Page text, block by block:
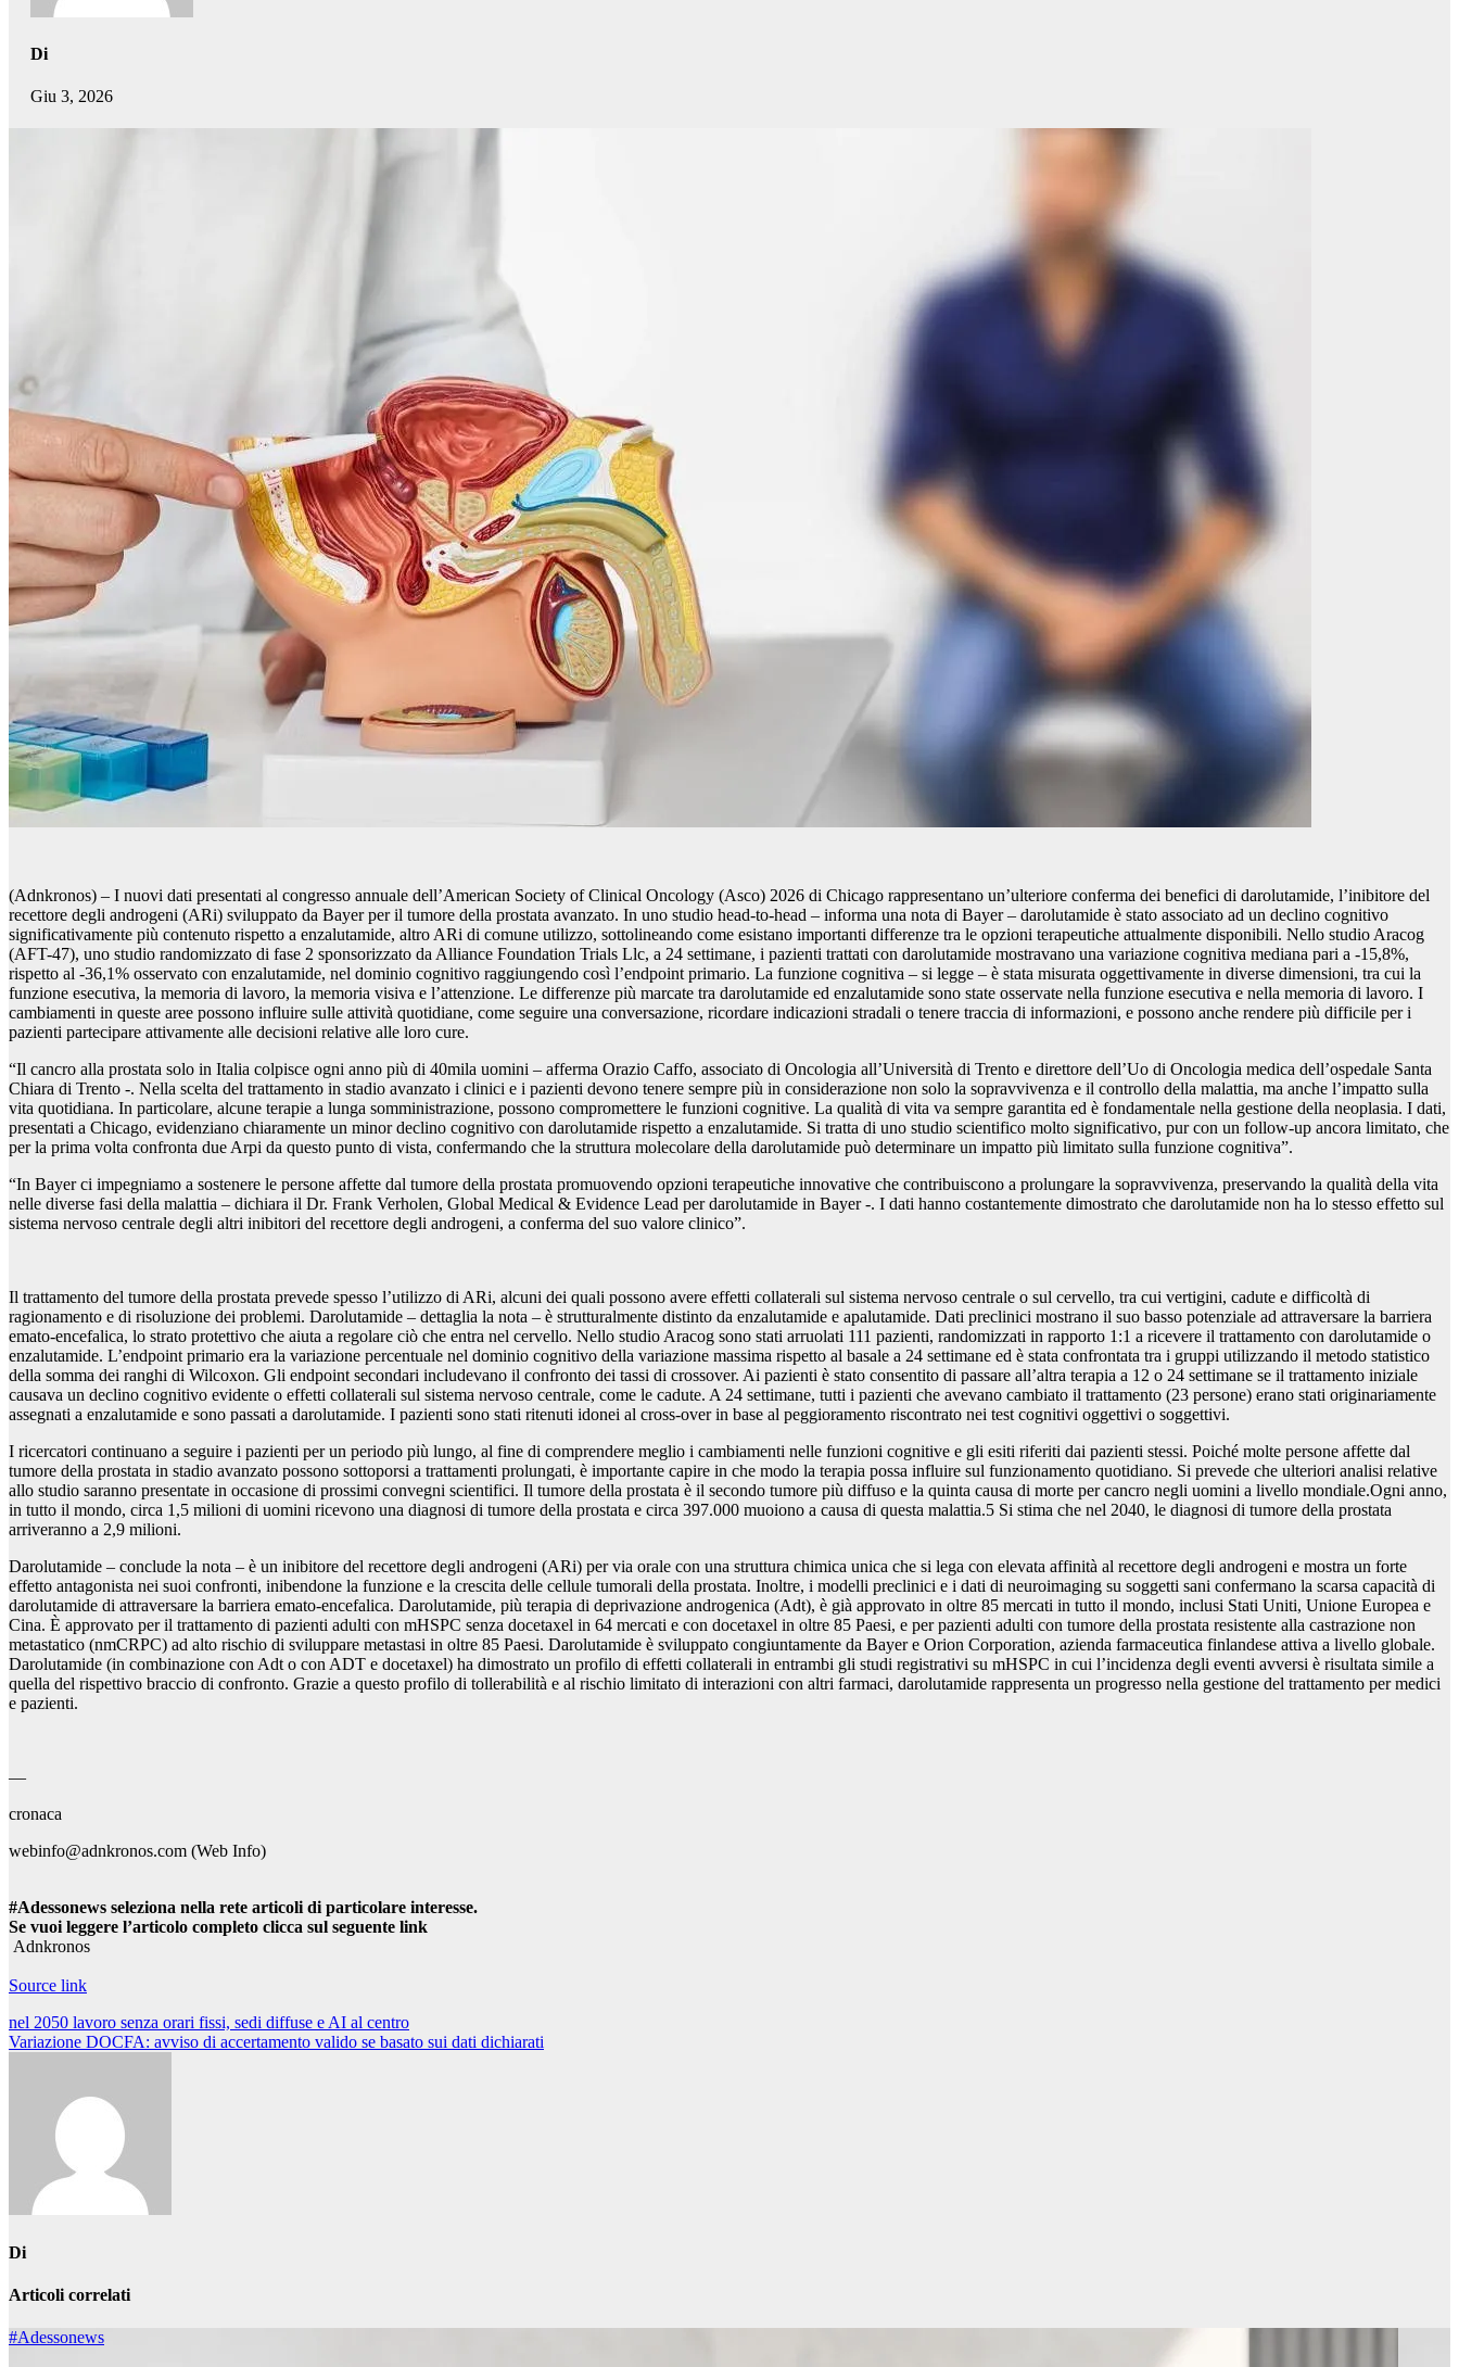
Di
Giu 3, 2026
(Adnkronos) – I nuovi dati presentati al congresso annuale dell’American Society of Clinical Oncology (Asco) 2026 di Chicago rappresentano un’ulteriore conferma dei benefici di darolutamide, l’inibitore del
recettore degli androgeni (ARi) sviluppato da Bayer per il tumore della prostata avanzato. In uno studio head-to-head – informa una nota di Bayer – darolutamide è stato associato ad un declino cognitivo
significativamente più contenuto rispetto a enzalutamide, altro ARi di comune utilizzo, sottolineando come esistano importanti differenze tra le opzioni terapeutiche attualmente disponibili. Nello studio Aracog
(AFT-47), uno studio randomizzato di fase 2 sponsorizzato da Alliance Foundation Trials Llc, a 24 settimane, i pazienti trattati con darolutamide mostravano una variazione cognitiva mediana pari a -15,8%,
rispetto al -36,1% osservato con enzalutamide, nel dominio cognitivo raggiungendo così l’endpoint primario. La funzione cognitiva – si legge – è stata misurata oggettivamente in diverse dimensioni, tra cui la
funzione esecutiva, la memoria di lavoro, la memoria visiva e l’attenzione. Le differenze più marcate tra darolutamide ed enzalutamide sono state osservate nella funzione esecutiva e nella memoria di lavoro. I
cambiamenti in queste aree possono influire sulle attività quotidiane, come seguire una conversazione, ricordare indicazioni stradali o tenere traccia di informazioni, e possono anche rendere più difficile per i
pazienti partecipare attivamente alle decisioni relative alle loro cure.
“Il cancro alla prostata solo in Italia colpisce ogni anno più di 40mila uomini – afferma Orazio Caffo, associato di Oncologia all’Università di Trento e direttore dell’Uo di Oncologia medica dell’ospedale Santa
Chiara di Trento -. Nella scelta del trattamento in stadio avanzato i clinici e i pazienti devono tenere sempre più in considerazione non solo la sopravvivenza e il controllo della malattia, ma anche l’impatto sulla
vita quotidiana. In particolare, alcune terapie a lunga somministrazione, possono compromettere le funzioni cognitive. La qualità di vita va sempre garantita ed è fondamentale nella gestione della neoplasia. I dati,
presentati a Chicago, evidenziano chiaramente un minor declino cognitivo con darolutamide rispetto a enzalutamide. Si tratta di uno studio scientifico molto significativo, pur con un follow-up ancora limitato, che
per la prima volta confronta due Arpi da questo punto di vista, confermando che la struttura molecolare della darolutamide può determinare un impatto più limitato sulla funzione cognitiva”.
“In Bayer ci impegniamo a sostenere le persone affette dal tumore della prostata promuovendo opzioni terapeutiche innovative che contribuiscono a prolungare la sopravvivenza, preservando la qualità della vita
nelle diverse fasi della malattia – dichiara il Dr. Frank Verholen, Global Medical & Evidence Lead per darolutamide in Bayer -. I dati hanno costantemente dimostrato che darolutamide non ha lo stesso effetto sul
sistema nervoso centrale degli altri inibitori del recettore degli androgeni, a conferma del suo valore clinico”.
Il trattamento del tumore della prostata prevede spesso l’utilizzo di ARi, alcuni dei quali possono avere effetti collaterali sul sistema nervoso centrale o sul cervello, tra cui vertigini, cadute e difficoltà di
ragionamento e di risoluzione dei problemi. Darolutamide – dettaglia la nota – è strutturalmente distinto da enzalutamide e apalutamide. Dati preclinici mostrano il suo basso potenziale ad attraversare la barriera
emato-encefalica, lo strato protettivo che aiuta a regolare ciò che entra nel cervello. Nello studio Aracog sono stati arruolati 111 pazienti, randomizzati in rapporto 1:1 a ricevere il trattamento con darolutamide o
enzalutamide. L’endpoint primario era la variazione percentuale nel dominio cognitivo della variazione massima rispetto al basale a 24 settimane ed è stata confrontata tra i gruppi utilizzando il metodo statistico
della somma dei ranghi di Wilcoxon. Gli endpoint secondari includevano il confronto dei tassi di crossover. Ai pazienti è stato consentito di passare all’altra terapia a 12 o 24 settimane se il trattamento iniziale
causava un declino cognitivo evidente o effetti collaterali sul sistema nervoso centrale, come le cadute. A 24 settimane, tutti i pazienti che avevano cambiato il trattamento (23 persone) erano stati originariamente
assegnati a enzalutamide e sono passati a darolutamide. I pazienti sono stati ritenuti idonei al cross-over in base al peggioramento riscontrato nei test cognitivi oggettivi o soggettivi.
I ricercatori continuano a seguire i pazienti per un periodo più lungo, al fine di comprendere meglio i cambiamenti nelle funzioni cognitive e gli esiti riferiti dai pazienti stessi. Poiché molte persone affette dal
tumore della prostata in stadio avanzato possono sottoporsi a trattamenti prolungati, è importante capire in che modo la terapia possa influire sul funzionamento quotidiano. Si prevede che ulteriori analisi relative
allo studio saranno presentate in occasione di prossimi convegni scientifici. Il tumore della prostata è il secondo tumore più diffuso e la quinta causa di morte per cancro negli uomini a livello mondiale.Ogni anno,
in tutto il mondo, circa 1,5 milioni di uomini ricevono una diagnosi di tumore della prostata e circa 397.000 muoiono a causa di questa malattia.5 Si stima che nel 2040, le diagnosi di tumore della prostata
arriveranno a 2,9 milioni.
Darolutamide – conclude la nota – è un inibitore del recettore degli androgeni (ARi) per via orale con una struttura chimica unica che si lega con elevata affinità al recettore degli androgeni e mostra un forte
effetto antagonista nei suoi confronti, inibendone la funzione e la crescita delle cellule tumorali della prostata. Inoltre, i modelli preclinici e i dati di neuroimaging su soggetti sani confermano la scarsa capacità di
darolutamide di attraversare la barriera emato-encefalica. Darolutamide, più terapia di deprivazione androgenica (Adt), è già approvato in oltre 85 mercati in tutto il mondo, inclusi Stati Uniti, Unione Europea e
Cina. È approvato per il trattamento di pazienti adulti con mHSPC senza docetaxel in 64 mercati e con docetaxel in oltre 85 Paesi, e per pazienti adulti con tumore della prostata resistente alla castrazione non
metastatico (nmCRPC) ad alto rischio di sviluppare metastasi in oltre 85 Paesi. Darolutamide è sviluppato congiuntamente da Bayer e Orion Corporation, azienda farmaceutica finlandese attiva a livello globale.
Darolutamide (in combinazione con Adt o con ADT e docetaxel) ha dimostrato un profilo di effetti collaterali in entrambi gli studi registrativi su mHSPC in cui l’incidenza degli eventi avversi è risultata simile a
quella del rispettivo braccio di confronto. Grazie a questo profilo di tollerabilità e al rischio limitato di interazioni con altri farmaci, darolutamide rappresenta un progresso nella gestione del trattamento per medici
e pazienti.
—
cronaca
webinfo@adnkronos.com (Web Info)
#Adessonews seleziona nella rete articoli di particolare interesse.
Se vuoi leggere l’articolo completo clicca sul seguente link
Adnkronos
Source link
Navigazione
articoli
nel 2050 lavoro senza orari fissi, sedi diffuse e AI al centro
Variazione DOCFA: avviso di accertamento valido se basato sui dati dichiarati
Di
Articoli correlati
#Adessonews